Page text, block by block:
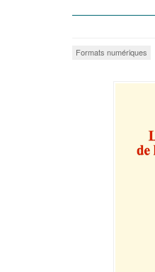
Formats numériques